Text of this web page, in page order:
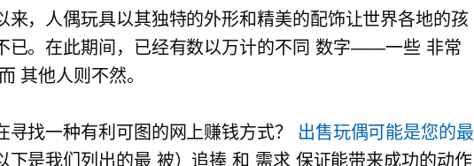
来，人偶玩具以其独特的外形和精美的配饰让世界各地的孩
已。在此期间，已经有数以万计的不同 数字——一些 非常
其他人则不然。
寻找一种有利可图的网上赚钱方式？ 出售玩偶可能是您的最
下是我们列出的最 被）追捧 和 需求保证能带来成功的动作